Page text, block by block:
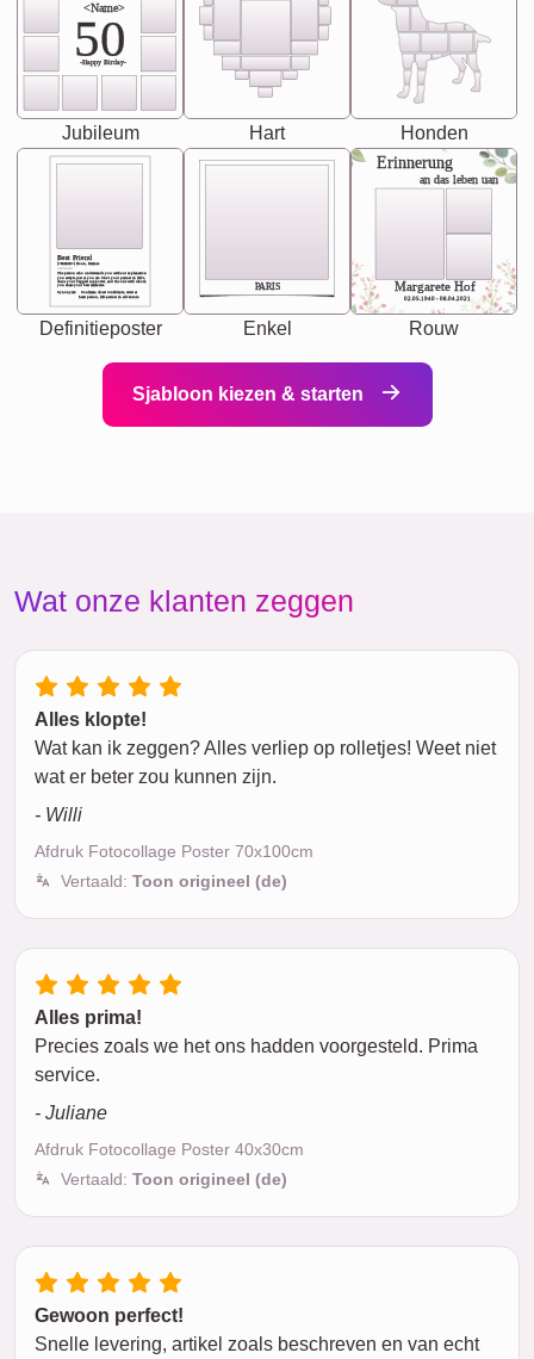
<Name>
50
-Happy Birday-
Jubileum Hart Honden
Best Friend
[<NAME>] Noun, feminie
Synonyms: Soulmate, closet confidante, sister at
heart person, life partner in adventure.
The person who understands you without explanation
you accepts just as you are. She's your partner in life's,
chaos your biggest supporter, and the one with whom
you share your best memories.
Definitieposter
PARIS
Enkel
Erinnerung
an das leben uan
Margarete Hof
02.05.1940 - 08.04.2021
Rouw
Sjabloon kiezen & starten
Wat onze klanten zeggen
Alles klopte!
Wat kan ik zeggen? Alles verliep op rolletjes! Weet niet
wat er beter zou kunnen zijn.
- Willi
Afdruk Fotocollage Poster 70x100cm
Vertaald: Toon origineel (de)
Alles prima!
Precies zoals we het ons hadden voorgesteld. Prima
service.
- Juliane
Afdruk Fotocollage Poster 40x30cm
Vertaald: Toon origineel (de)
Gewoon perfect!
Snelle levering, artikel zoals beschreven en van echt